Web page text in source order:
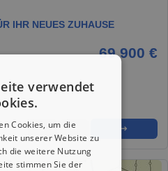
IHR NEUES ZUHAUSE
69.900 €
★ ➦ ➜
verwendet
Cookies, um die
unserer Website zu
die weitere Nutzung
stimmen Sie der